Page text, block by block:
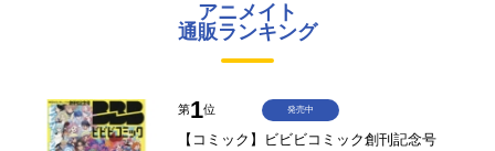
アニメイト
通販ランキング
第1位
【コミック】ビビビコミック創刊記念号
発売中